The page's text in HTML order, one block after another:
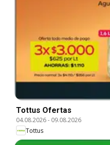
Tottus Ofertas
04.08.2026- 09.08.2026
Tottus